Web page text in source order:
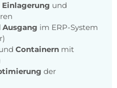
und
Ausgang im ERP-System
Containern mit
der